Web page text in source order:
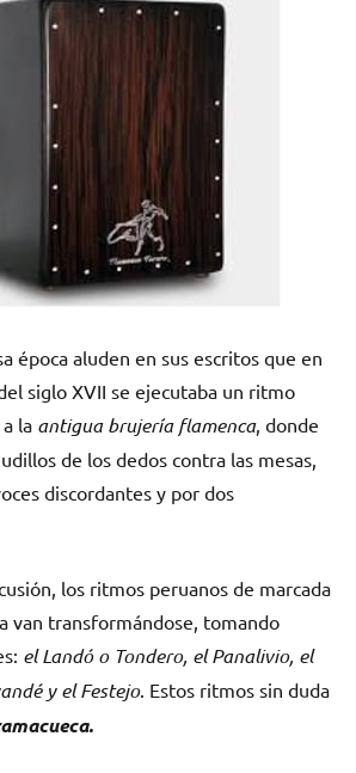
época aluden en sus escritos que en
siglo XVII se ejecutaba un ritmo
la antigua brujería flamenca, donde
de los dedos contra las mesas,
discordantes y por dos
los ritmos peruanos de marcada
van transformándose, tomando
el Landó o Tondero, el Panalivio, el
y el Festejo. Estos ritmos sin duda